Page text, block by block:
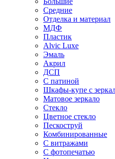
Средние
Отделка и материал
МДФ
Пластик
Alvic Luxe
Эмаль
Акрил
ДСП
С патиной
Шкафы-купе с
Матовое зеркало
Стекло
Цветное стекло
Пескоструй
Комбинированные
С витражами
С фотопечатью